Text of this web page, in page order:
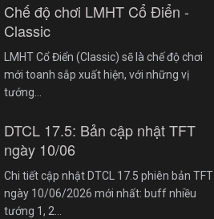
Chế độ chơi LMHT Cổ Điển -
Classic
LMHT Cổ Điển (Classic) sẽ là chế độ chơi
mới toanh sắp xuất hiện, với những vị
tướng…
DTCL 17.5: Bản cập nhật TFT
ngày 10/06
Chi tiết cập nhật DTCL 17.5 phiên bản TFT
ngày 10/06/2026 mới nhất: buff nhiều
tướng 1, 2…